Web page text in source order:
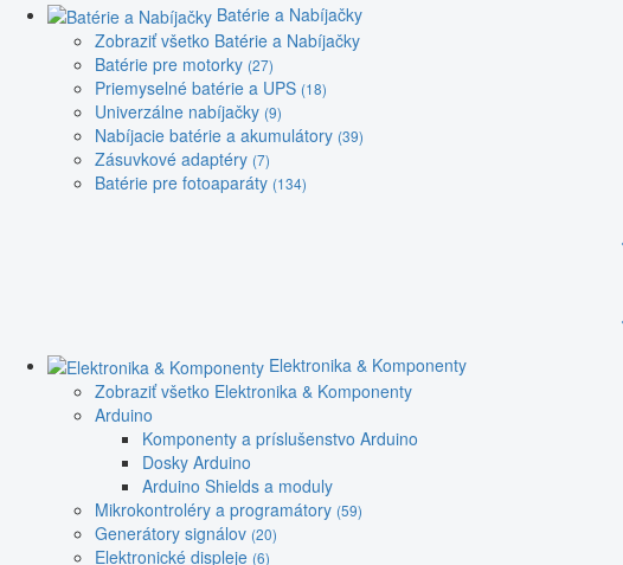
Batérie a Nabíjačky
Zobraziť všetko Batérie a Nabíjačky
Batérie pre motorky (27)
Priemyselné batérie a UPS (18)
Univerzálne nabíjačky (9)
Nabíjacie batérie a akumulátory (39)
Zásuvkové adaptéry (7)
Batérie pre fotoaparáty (134)
Elektronika & Komponenty
Zobraziť všetko Elektronika & Komponenty
Arduino
Komponenty a príslušenstvo Arduino
Dosky Arduino
Arduino Shields a moduly
Mikrokontroléry a programátory (59)
Generátory signálov (20)
Elektronické displeje (6)